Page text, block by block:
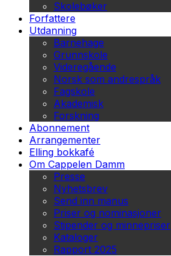
Skolebøker
Forfattere
Utdanning
Barnehage
Grunnskole
Videregående
Norsk som andrespråk
Fagskole
Akademisk
Forskning
Abonnement
Arrangementer
Elling bokkafé
Om Cappelen Damm
Presse
Nyhetsbrev
Send inn manus
Priser og nominasjoner
Stipender og minnepriser
Kataloger
Rapport 2025